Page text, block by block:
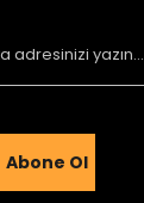
Gönder
Abone Ol